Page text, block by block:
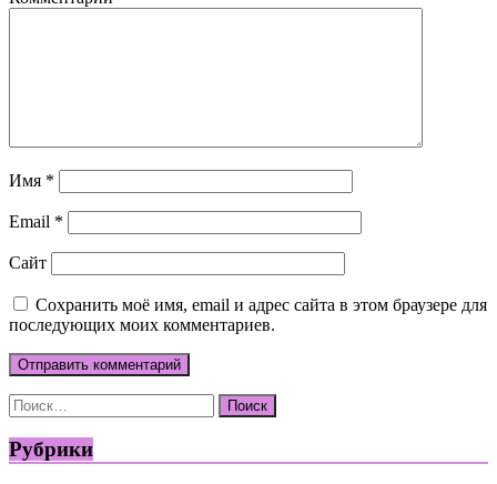
Имя *
Email *
Сайт
Сохранить моё имя, email и адрес сайта в этом браузере для
последующих моих комментариев.
Найти:
Рубрики